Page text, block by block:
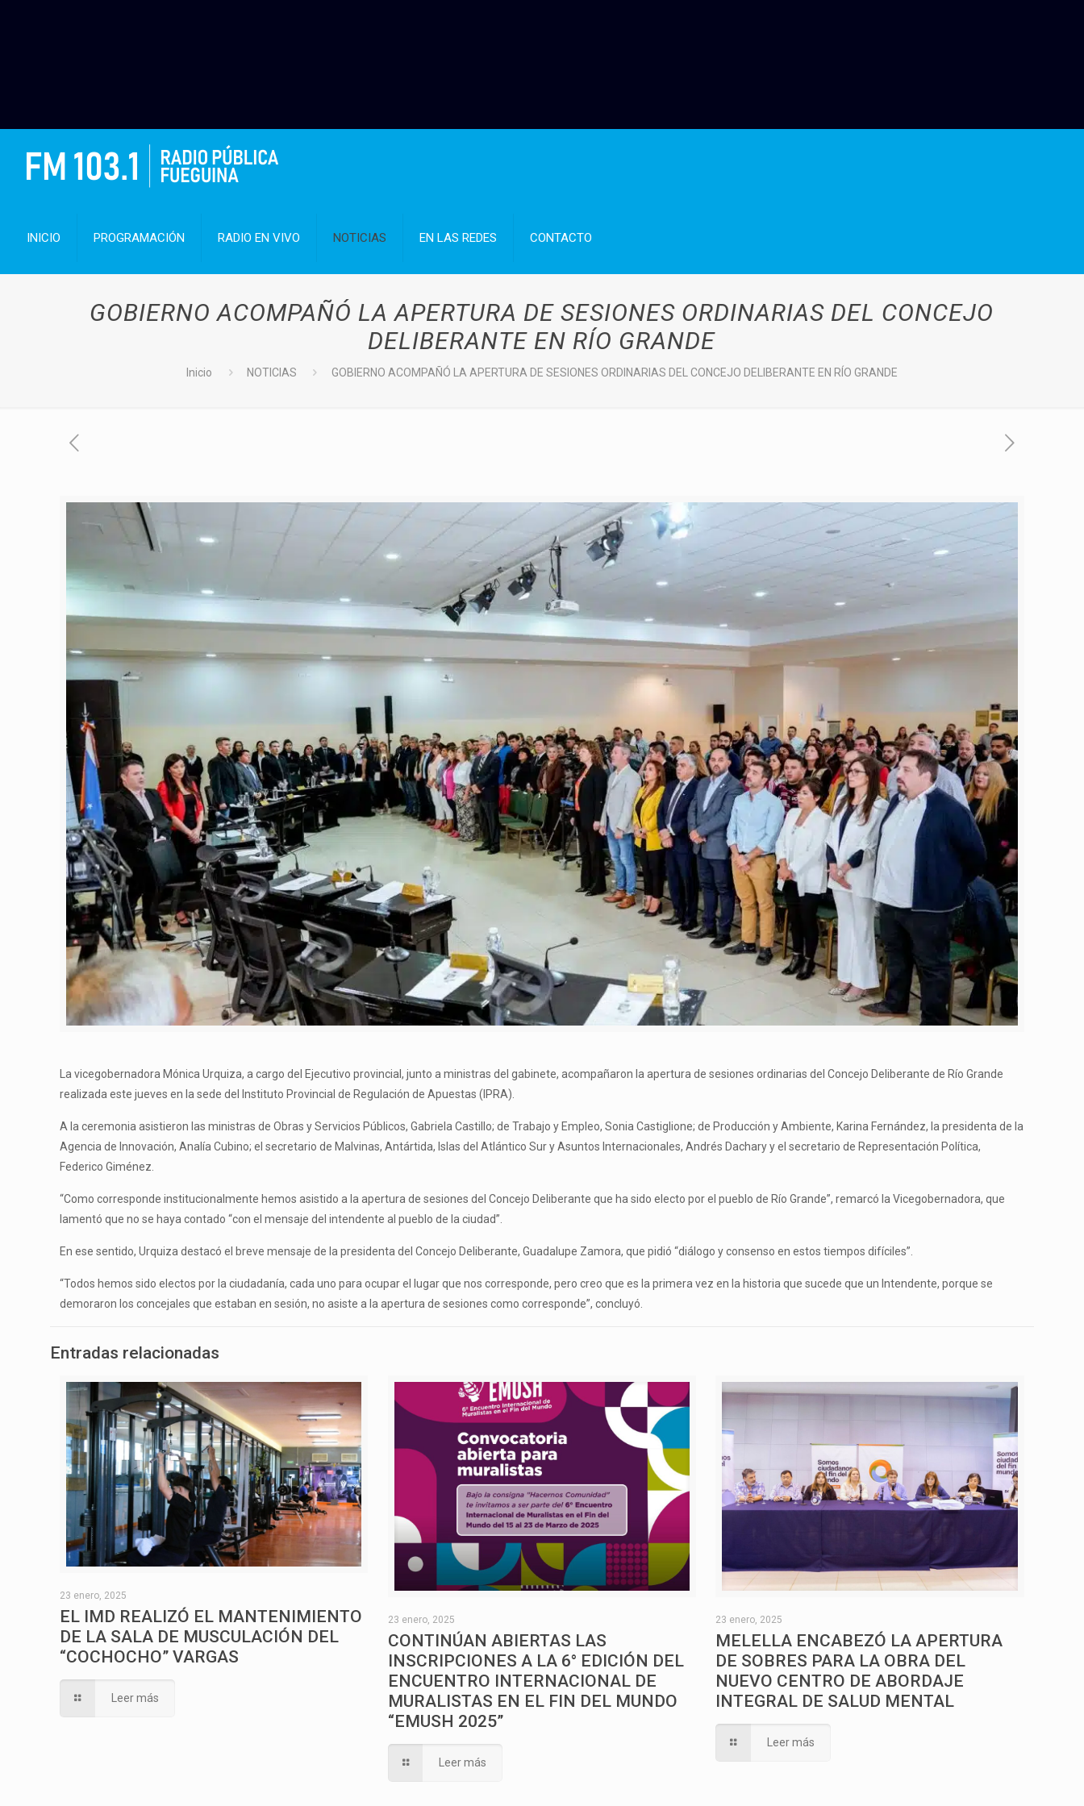
INICIO PROGRAMACIÓN RADIO EN VIVO NOTICIAS EN LAS REDES CONTACTO
GOBIERNO ACOMPAÑÓ LA APERTURA DE SESIONES ORDINARIAS DEL CONCEJO
DELIBERANTE EN RÍO GRANDE
Inicio NOTICIAS GOBIERNO ACOMPAÑÓ LA APERTURA DE SESIONES ORDINARIAS DEL CONCEJO DELIBERANTE EN RÍO GRANDE
La vicegobernadora Mónica Urquiza, a cargo del Ejecutivo provincial, junto a ministras del gabinete, acompañaron la apertura de sesiones ordinarias del Concejo Deliberante de Río Grande
realizada este jueves en la sede del Instituto Provincial de Regulación de Apuestas (IPRA).
A la ceremonia asistieron las ministras de Obras y Servicios Públicos, Gabriela Castillo; de Trabajo y Empleo, Sonia Castiglione; de Producción y Ambiente, Karina Fernández, la presidenta de la
Agencia de Innovación, Analía Cubino; el secretario de Malvinas, Antártida, Islas del Atlántico Sur y Asuntos Internacionales, Andrés Dachary y el secretario de Representación Política,
Federico Giménez.
“Como corresponde institucionalmente hemos asistido a la apertura de sesiones del Concejo Deliberante que ha sido electo por el pueblo de Río Grande”, remarcó la Vicegobernadora, que
lamentó que no se haya contado “con el mensaje del intendente al pueblo de la ciudad”.
En ese sentido, Urquiza destacó el breve mensaje de la presidenta del Concejo Deliberante, Guadalupe Zamora, que pidió “diálogo y consenso en estos tiempos difíciles”.
“Todos hemos sido electos por la ciudadanía, cada uno para ocupar el lugar que nos corresponde, pero creo que es la primera vez en la historia que sucede que un Intendente, porque se
demoraron los concejales que estaban en sesión, no asiste a la apertura de sesiones como corresponde”, concluyó.
Entradas relacionadas
23 enero, 2025
EL IMD REALIZÓ EL MANTENIMIENTO
DE LA SALA DE MUSCULACIÓN DEL
“COCHOCHO” VARGAS
Leer más
23 enero, 2025
CONTINÚAN ABIERTAS LAS
INSCRIPCIONES A LA 6° EDICIÓN DEL
ENCUENTRO INTERNACIONAL DE
MURALISTAS EN EL FIN DEL MUNDO
“EMUSH 2025”
Leer más
23 enero, 2025
MELELLA ENCABEZÓ LA APERTURA
DE SOBRES PARA LA OBRA DEL
NUEVO CENTRO DE ABORDAJE
INTEGRAL DE SALUD MENTAL
Leer más